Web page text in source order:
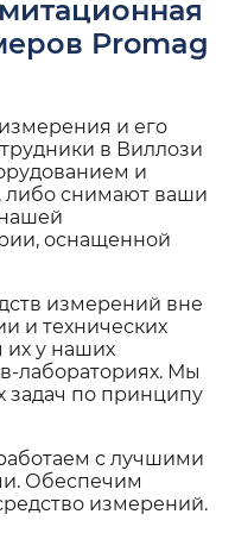
Promag
и его
в Виллози
и
либо снимают ваши
оснащенной
измерений вне
и технических
у наших
лабораториях. Мы
по принципу
с лучшими
Обеспечим
измерений.